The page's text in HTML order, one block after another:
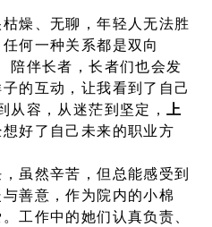
燥、无聊，年轻人无法胜
何一种关系都是双向
陪伴长者，长者们也会发
的互动，让我看到了自己
从容，从迷茫到坚定，上
想好了自己未来的职业方
虽然辛苦，但总能感受到
善意，作为院内的小棉
工作中的她们认真负责、